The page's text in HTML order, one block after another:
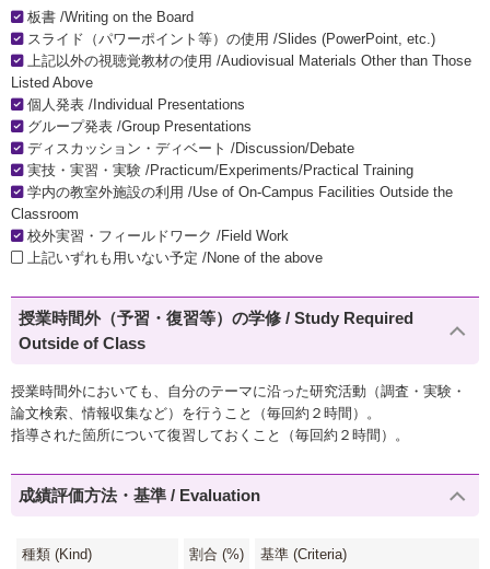
板書 /Writing on the Board
スライド（パワーポイント等）の使用 /Slides (PowerPoint, etc.)
上記以外の視聴覚教材の使用 /Audiovisual Materials Other than Those
Listed Above
個人発表 /Individual Presentations
グループ発表 /Group Presentations
ディスカッション・ディベート /Discussion/Debate
実技・実習・実験 /Practicum/Experiments/Practical Training
学内の教室外施設の利用 /Use of On-Campus Facilities Outside the
Classroom
校外実習・フィールドワーク /Field Work
上記いずれも用いない予定 /None of the above
授業時間外（予習・復習等）の学修 / Study Required
Outside of Class
授業時間外においても、自分のテーマに沿った研究活動（調査・実験・
論文検索、情報収集など）を行うこと（毎回約２時間）。
指導された箇所について復習しておくこと（毎回約２時間）。
成績評価方法・基準 / Evaluation
種類 (Kind) 割合 (%) 基準 (Criteria)